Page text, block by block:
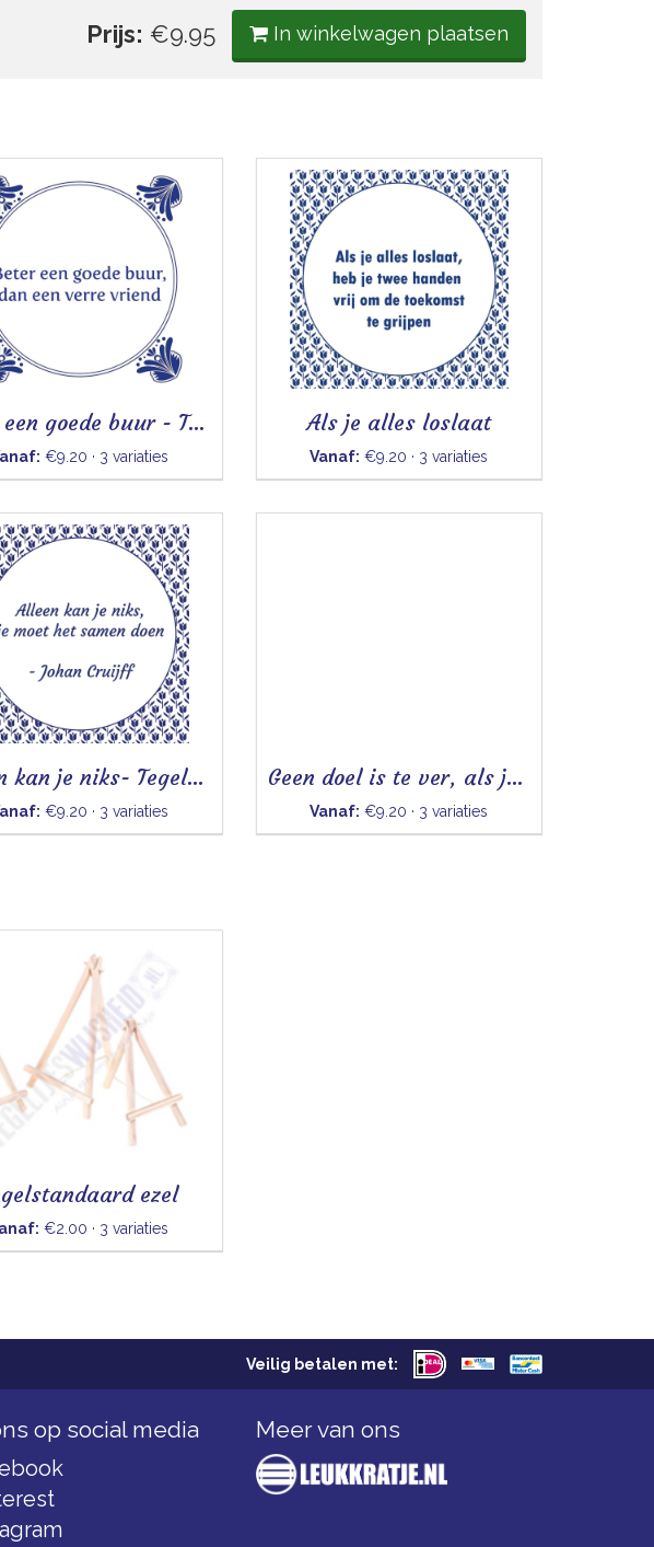
In winkelwagen plaatsen
Prijs: €9.95
Beter een goede buur - Tegeltje
€9.20 · 3 variaties
Als je alles loslaat
Vanaf: €9.20 · 3 variaties
Alleen kan je niks- Tegeltje
€9.20 · 3 variaties
Geen doel is te ver, als je plezier hebt in wat je doet
Vanaf: €9.20 · 3 variaties
ezel
€2.00 · 3 variaties
Veilig betalen met:
op social media Meer van ons